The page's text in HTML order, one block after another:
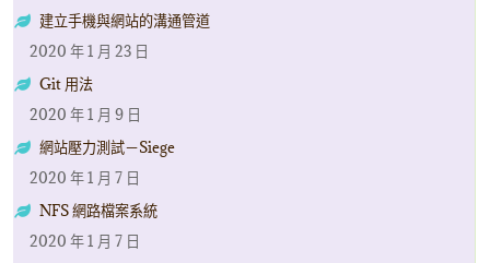
建立手機與網站的溝通管道
2020 年 1 月 23 日
Git 用法
2020 年 1 月 9 日
網站壓力測試－Siege
2020 年 1 月 7 日
NFS 網路檔案系統
2020 年 1 月 7 日